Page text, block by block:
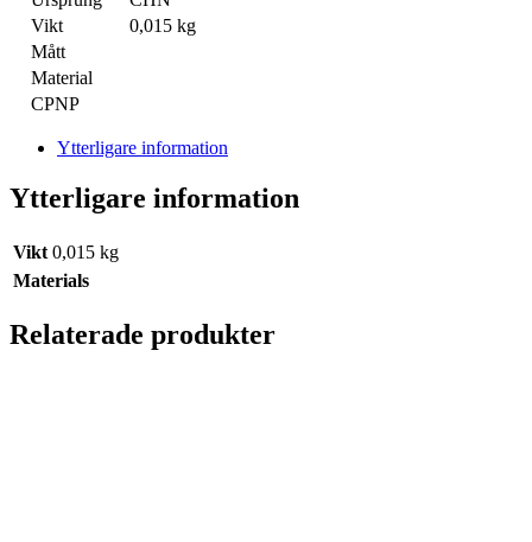
Vikt
0,015 kg
Mått
Material
CPNP
Ytterligare information
Ytterligare information
Vikt 0,015 kg
Materials
Relaterade produkter